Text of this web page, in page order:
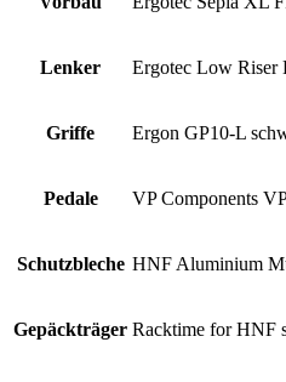
Lenker Ergotec Low Riser
Griffe Ergon GP10-L
Pedale VP Components
Schutzbleche HNF Aluminium
Gepäckträger Racktime for HNF